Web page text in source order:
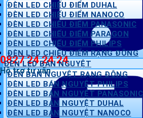
0827 24 24 24
Hỗ trợ tư vấn
ĐÈN LED CHIẾU ĐIỂM DUHAL
ĐÈN LED CHIẾU ĐIỂM NANOCO
ĐÈN LED CHIẾU ĐIỂM PANASONIC
ĐÈN LED CHIẾU ĐIỂM PARAGON
ĐÈN LED CHIẾU ĐIỂM PHILIPS
ĐÈN LED CHIẾU ĐIỂM RẠNG ĐÔNG
ĐÈN LED BÁN NGUYỆT
ĐÈN BÁN NGUYỆT RẠNG ĐÔNG
ĐÈN LED BÁN NGUYỆT PHILIPS
ĐÈN LED BÁN NGUYỆT PANASONIC
ĐÈN LED BÁN NGUYỆT DUHAL
ĐÈN LED BÁN NGUYỆT NANOCO